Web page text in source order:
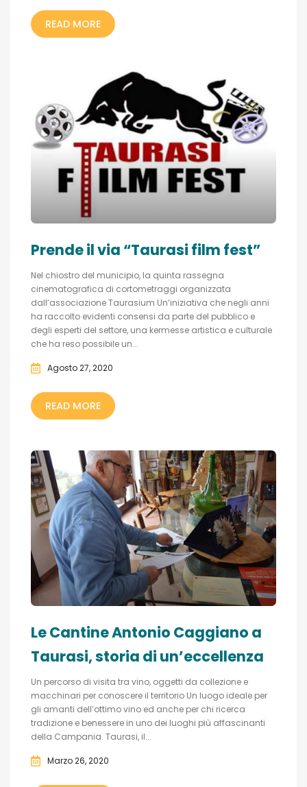
READ MORE
Prende il via “Taurasi film fest”
Nel chiostro del municipio, la quinta rassegna
cinematografica di cortometraggi organizzata
dall’associazione Taurasium Un’iniziativa che negli anni
ha raccolto evidenti consensi da parte del pubblico e
degli esperti del settore, una kermesse artistica e culturale
che ha reso possibile un...
Agosto 27, 2020
READ MORE
Le Cantine Antonio Caggiano a
Taurasi, storia di un’eccellenza
Un percorso di visita tra vino, oggetti da collezione e
macchinari per conoscere il territorio Un luogo ideale per
gli amanti dell’ottimo vino ed anche per chi ricerca
tradizione e benessere in uno dei luoghi più affascinanti
della Campania. Taurasi, il...
Marzo 26, 2020